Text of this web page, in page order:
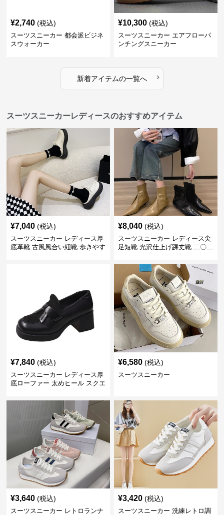
¥2,740 (税込)
スーツスニーカー 都会派ビジネ
スウォーカー
¥10,300 (税込)
スーツスニーカー エアフローパ
ンチングスニーカー
新着アイテムの一覧へ ›
スーツスニーカーレディースのおすすめアイテム
¥7,040 (税込)
スーツスニーカー レディース厚
底革靴 古風風合い紐靴 歩きやす
¥8,040 (税込)
スーツスニーカー レディース尖
足短靴 光沢仕上げ踝丈靴 二〇二
¥7,840 (税込)
スーツスニーカー レディース厚
底ローファー 太めヒール スクエ
¥6,580 (税込)
スーツスニーカー
¥3,640 (税込)
スーツスニーカー レトロランナ
¥3,420 (税込)
スーツスニーカー 洗練レトロ調